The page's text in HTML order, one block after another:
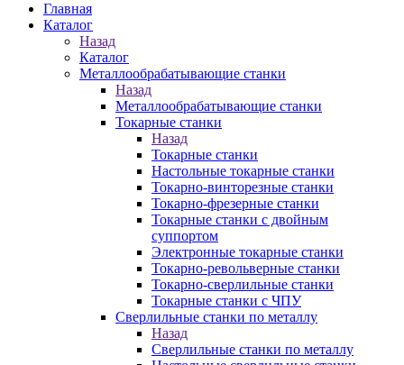
Главная
Каталог
Назад
Каталог
Металлообрабатывающие станки
Назад
Металлообрабатывающие станки
Токарные станки
Назад
Токарные станки
Настольные токарные станки
Токарно-винторезные станки
Токарно-фрезерные станки
Токарные станки с двойным
суппортом
Электронные токарные станки
Токарно-револьверные станки
Токарно-сверлильные станки
Токарные станки с ЧПУ
Сверлильные станки по металлу
Назад
Сверлильные станки по металлу